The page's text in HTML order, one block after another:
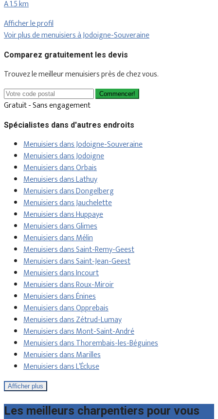
A 1.5 km
Afficher le profil
Voir plus de menuisiers à Jodoigne-Souveraine
Comparez gratuitement les devis
Trouvez le meilleur menuisiers près de chez vous.
Commencer!
Gratuit - Sans engagement
Spécialistes dans d'autres endroits
Menuisiers dans Jodoigne-Souveraine
Menuisiers dans Jodoigne
Menuisiers dans Orbais
Menuisiers dans Lathuy
Menuisiers dans Dongelberg
Menuisiers dans Jauchelette
Menuisiers dans Huppaye
Menuisiers dans Glimes
Menuisiers dans Mélin
Menuisiers dans Saint-Remy-Geest
Menuisiers dans Saint-Jean-Geest
Menuisiers dans Incourt
Menuisiers dans Roux-Miroir
Menuisiers dans Énines
Menuisiers dans Opprebais
Menuisiers dans Zétrud-Lumay
Menuisiers dans Mont-Saint-André
Menuisiers dans Thorembais-les-Béguines
Menuisiers dans Marilles
Menuisiers dans L’Écluse
Afficher plus
Les meilleurs charpentiers pour vous